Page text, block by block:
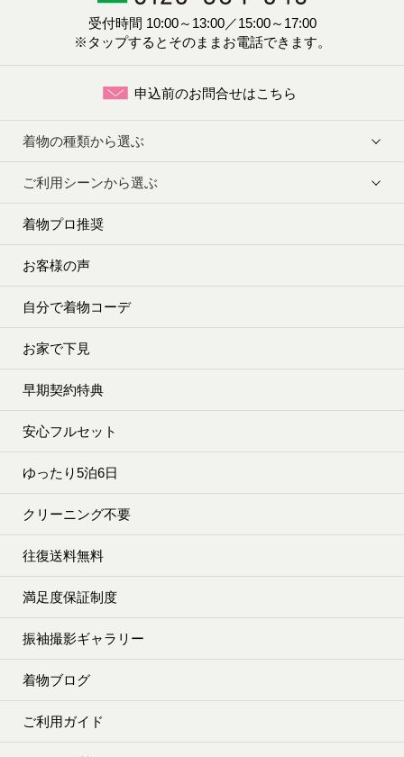
受付時間 10:00～13:00／15:00～17:00
※タップするとそのままお電話できます。
申込前のお問合せはこちら
着物の種類から選ぶ
ご利用シーンから選ぶ
着物プロ推奨
お客様の声
自分で着物コーデ
お家で下見
早期契約特典
安心フルセット
ゆったり5泊6日
クリーニング不要
往復送料無料
満足度保証制度
振袖撮影ギャラリー
着物ブログ
ご利用ガイド